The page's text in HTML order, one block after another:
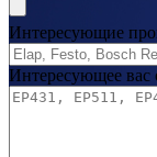
Интересующие
Интересующее вас